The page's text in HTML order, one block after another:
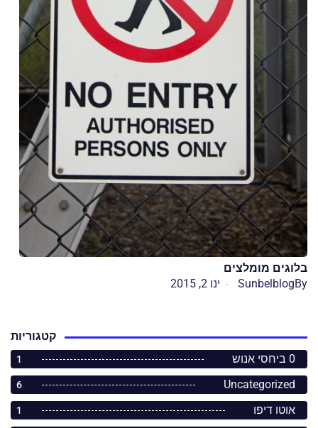
בלוגים מומלצים
By
Sunbelblog ינו 2, 2015
קטגוריות
0 ביחסי אנוש
1
Uncategorized
6
אוטו דיפו 1